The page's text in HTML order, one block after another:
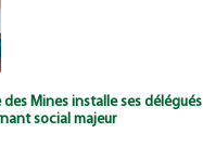
Mines installe ses délégués
social majeur